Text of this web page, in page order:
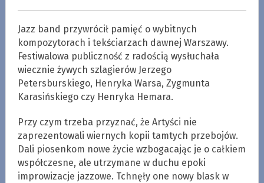
Jazz band przywrócił pamięć o wybitnych
kompozytorach i tekściarzach dawnej Warszawy.
Festiwalowa publiczność z radością wysłuchała
wiecznie żywych szlagierów Jerzego
Petersburskiego, Henryka Warsa, Zygmunta
Karasińskiego czy Henryka Hemara.
Przy czym trzeba przyznać, że Artyści nie
zaprezentowali wiernych kopii tamtych przebojów.
Dali piosenkom nowe życie wzbogacając je o całkiem
współczesne, ale utrzymane w duchu epoki
improwizacje jazzowe. Tchnęły one nowy blask w